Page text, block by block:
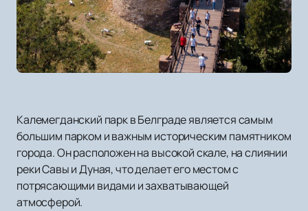
Калемегданский парк в Белграде является самым
большим парком и важным историческим памятником
города. Он расположен на высокой скале, на слиянии
реки Савы и Дуная, что делает его местом с
потрясающими видами и захватывающей
атмосферой.